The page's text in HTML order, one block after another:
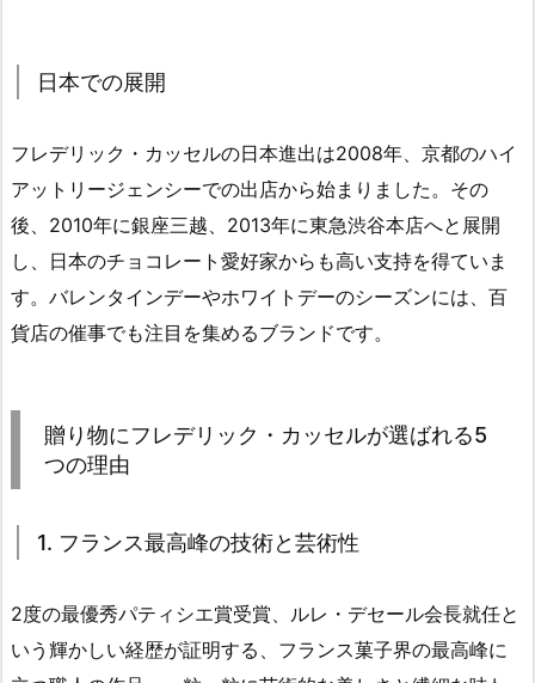
日本での展開
フレデリック・カッセルの日本進出は2008年、京都のハイ
アットリージェンシーでの出店から始まりました。その
後、2010年に銀座三越、2013年に東急渋谷本店へと展開
し、日本のチョコレート愛好家からも高い支持を得ていま
す。バレンタインデーやホワイトデーのシーズンには、百
貨店の催事でも注目を集めるブランドです。
贈り物にフレデリック・カッセルが選ばれる5
つの理由
1. フランス最高峰の技術と芸術性
2度の最優秀パティシエ賞受賞、ルレ・デセール会長就任と
いう輝かしい経歴が証明する、フランス菓子界の最高峰に